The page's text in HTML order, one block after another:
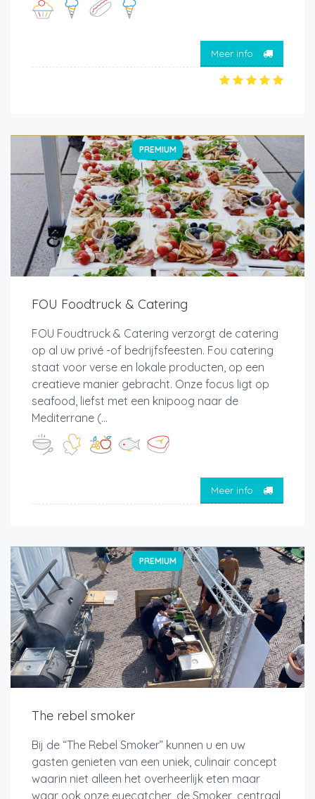
Meer info
PREMIUM
FOU Foodtruck & Catering
FOU Foudtruck & Catering verzorgt de catering
op al uw privé -of bedrijfsfeesten. Fou catering
staat voor verse en lokale producten, op een
creatieve manier gebracht. Onze focus ligt op
seafood, liefst met een knipoog naar de
Mediterrane (...
Meer info
PREMIUM
The rebel smoker
Bij de “The Rebel Smoker” kunnen u en uw
gasten genieten van een uniek, culinair concept
waarin niet alleen het overheerlijk eten maar
waar ook onze eyecatcher, de Smoker, centraal